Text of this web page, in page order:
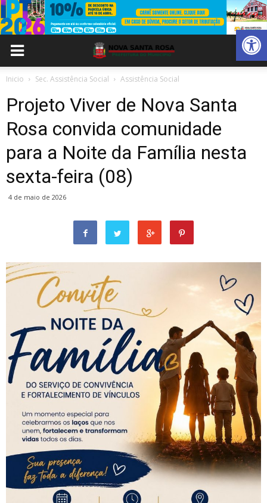
Abrir
Inicio Sec. Assistência Social Assistência Social
Projeto Viver de Nova Santa
Rosa convida comunidade
para a Noite da Família nesta
sexta-feira (08)
4 de maio de 2026